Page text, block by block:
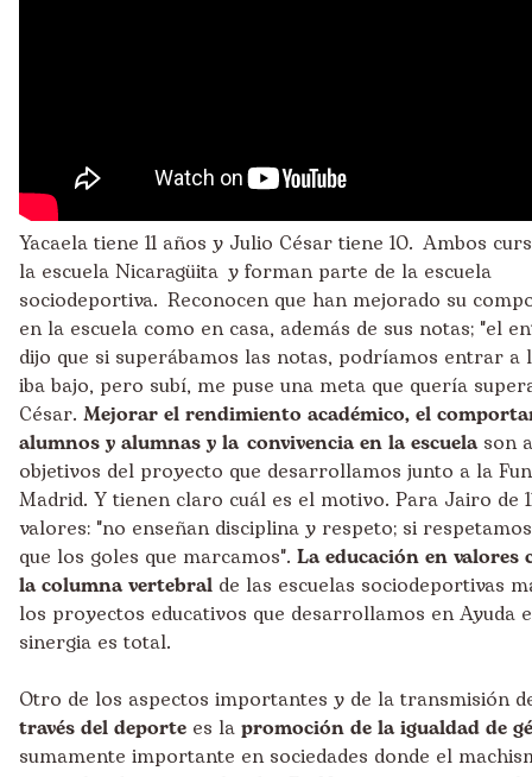
Yacaela tiene 11 años y Julio César tiene 10. Ambos
la escuela Nicaragüita y forman parte de la escuela
sociodeportiva. Reconocen que han mejorado su
en la escuela como en casa, además de sus notas; "el
dijo que si superábamos las notas, podríamos entrar a
iba bajo, pero subí, me puse una meta que quería
César. Mejorar el rendimiento académico, el
alumnos y alumnas y la convivencia en la escuela son
objetivos del proyecto que desarrollamos junto a la
Madrid. Y tienen claro cuál es el motivo. Para Jairo de
valores: "no enseñan disciplina y respeto; si
que los goles que marcamos". La educación en valores
la columna vertebral de las escuelas sociodeportivas
los proyectos educativos que desarrollamos en Ayuda
sinergia es total.
Otro de los aspectos importantes y de la transmisión
través del deporte es la promoción de la igualdad de
sumamente importante en sociedades donde el